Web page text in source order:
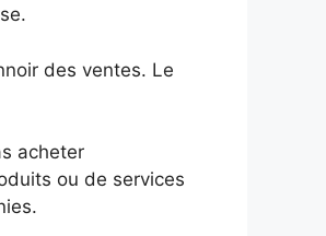
des ventes. Le
acheter
ou de services